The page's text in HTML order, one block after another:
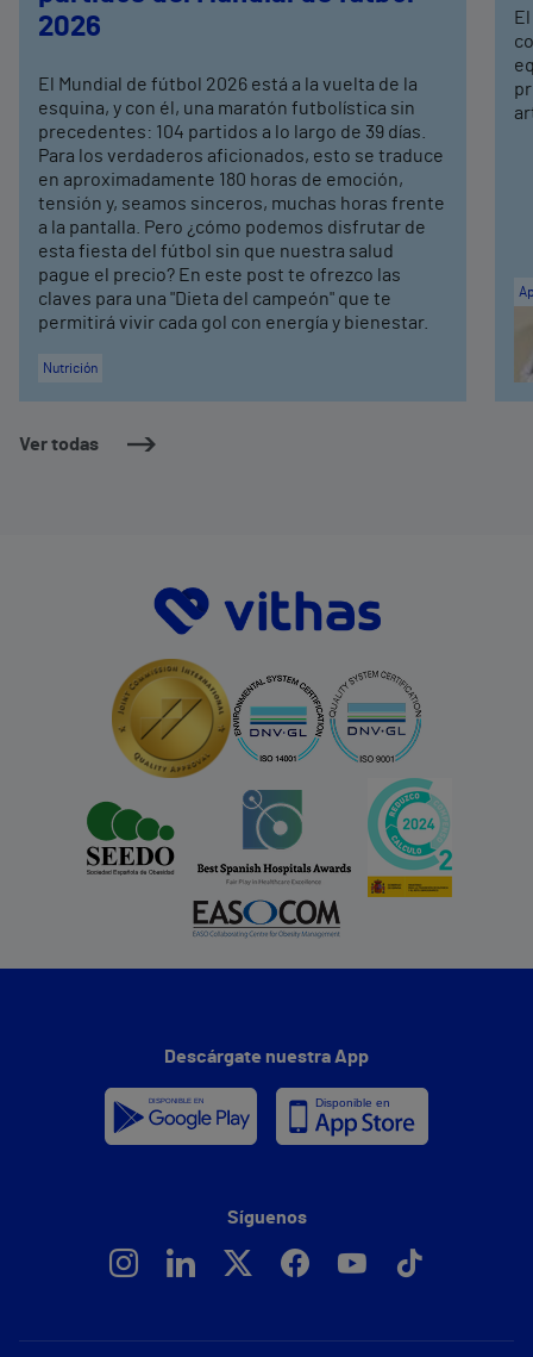
Ver todas
2026
El Mundial de fútbol 2026 está a la vuelta de la
esquina, y con él, una maratón futbolística sin
precedentes: 104 partidos a lo largo de 39 días.
Para los verdaderos aficionados, esto se traduce
en aproximadamente 180 horas de emoción,
tensión y, seamos sinceros, muchas horas frente
a la pantalla. Pero ¿cómo podemos disfrutar de
esta fiesta del fútbol sin que nuestra salud
pague el precio? En este post te ofrezco las
claves para una "Dieta del campeón" que te
permitirá vivir cada gol con energía y bienestar.
Nutrición
Descárgate nuestra App
Síguenos